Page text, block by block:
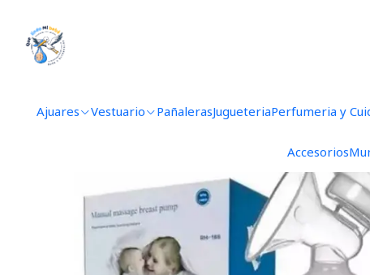
Ajuares Vestuario PañalerasJugueteriaPerfumeria y
Accesorios